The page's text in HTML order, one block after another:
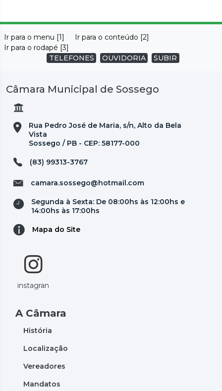
Ir para o menu [1]
Ir para o conteúdo [2]
Ir para o rodapé [3]
TELEFONES
OUVIDORIA SUBIR
Câmara Municipal de Sossego
Rua Pedro José de Maria, s/n, Alto da Bela
Vista
Sossego / PB - CEP: 58177-000
(83) 99313-3767
camara.sossego@hotmail.com
Segunda à Sexta: De 08:00hs às 12:00hs e
14:00hs às 17:00hs
Mapa do Site
instagran
A Câmara
História
Localização
Vereadores
Mandatos